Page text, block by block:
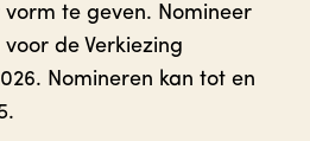
te geven. Nomineer
de Verkiezing
Nomineren kan tot en